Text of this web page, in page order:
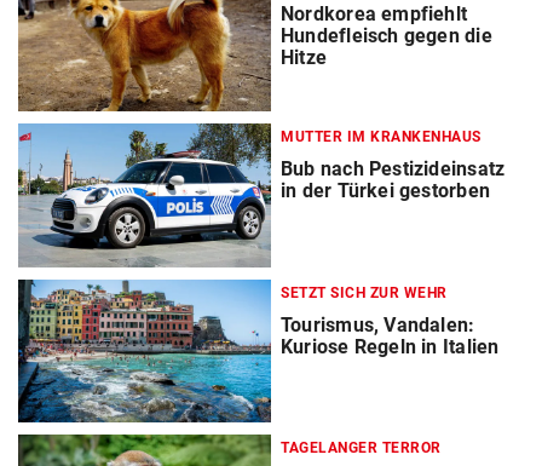
Nordkorea empfiehlt
Hundefleisch gegen die
Hitze
MUTTER IM KRANKENHAUS
Bub nach Pestizideinsatz
in der Türkei gestorben
SETZT SICH ZUR WEHR
Tourismus, Vandalen:
Kuriose Regeln in Italien
TAGELANGER TERROR